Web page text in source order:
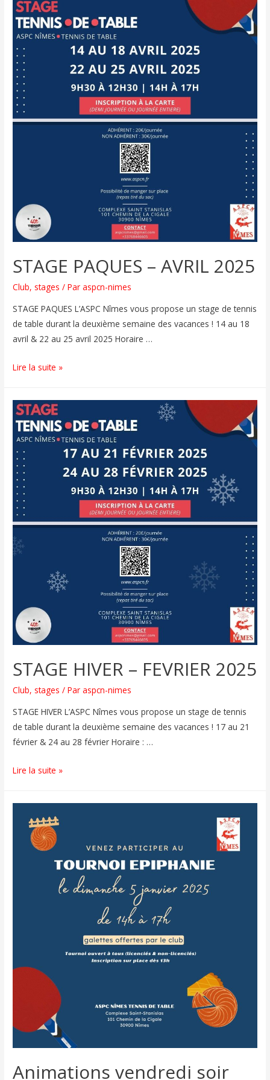
STAGE PAQUES – AVRIL 2025
Club, stages / Paraspcn-nimes
STAGE PAQUES L’ASPC Nîmes vous propose un stage de tennis
de table durant la deuxième semaine des vacances ! 14 au 18
avril & 22 au 25 avril 2025 Horaire …
Lire la suite »
STAGE HIVER – FEVRIER 2025
Club, stages / Paraspcn-nimes
STAGE HIVER L’ASPC Nîmes vous propose un stage de tennis
de table durant la deuxième semaine des vacances ! 17 au 21
février & 24 au 28 février Horaire : …
Lire la suite »
Animations vendredi soir